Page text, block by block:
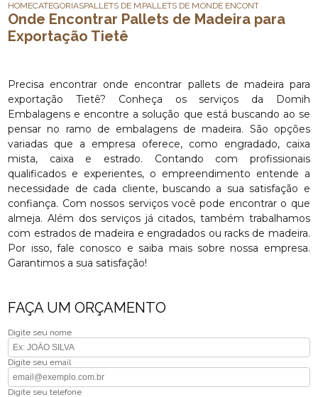
HOMECATEGORIASPALLETS DE MADEIRAPALLETS DE MADEIRA DESCARTAVEL
ONDE ENCONTRAR PALLETS
Onde Encontrar Pallets de Madeira para
Exportação Tietê
Precisa encontrar onde encontrar pallets de madeira para
exportação Tietê? Conheça os serviços da Domih
Embalagens e encontre a solução que está buscando ao se
pensar no ramo de embalagens de madeira. São opções
variadas que a empresa oferece, como engradado, caixa
mista, caixa e estrado. Contando com profissionais
qualificados e experientes, o empreendimento entende a
necessidade de cada cliente, buscando a sua satisfação e
confiança. Com nossos serviços você pode encontrar o que
almeja. Além dos serviços já citados, também trabalhamos
com estrados de madeira e engradados ou racks de madeira.
Por isso, fale conosco e saiba mais sobre nossa empresa.
Garantimos a sua satisfação!
FAÇA UM ORÇAMENTO
Digite seu nome
Digite seu email
Digite seu telefone